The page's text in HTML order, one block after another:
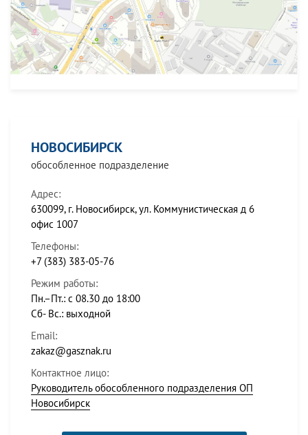
НОВОСИБИРСК
обособленное подразделение
Адрес:
630099, г. Новосибирск, ул. Коммунистическая д 6
офис 1007
Телефоны:
+7 (383) 383-05-76
Режим работы:
Пн.–Пт.: с 08.30 до 18:00
Сб- Вс.: выходной
Email:
zakaz@gasznak.ru
Контактное лицо:
Руководитель обособленного подразделения ОП
Новосибирск